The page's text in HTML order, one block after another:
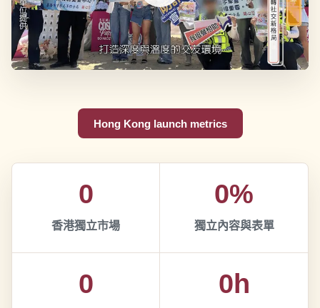
Hong Kong launch metrics
0
香港獨立市場
0%
獨立內容與表單
0 0h